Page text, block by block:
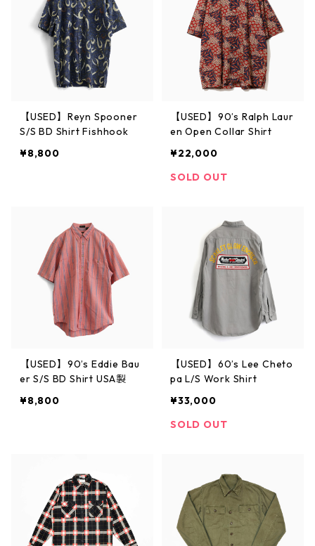
【USED】Reyn Spooner
S/S BD Shirt Fishhook
¥8,800
【USED】90’s Ralph Laur
en Open Collar Shirt
¥22,000
SOLD OUT
【USED】90’s Eddie Bau
er S/S BD Shirt USA製
¥8,800
【USED】60’s Lee Cheto
pa L/S Work Shirt
¥33,000
SOLD OUT